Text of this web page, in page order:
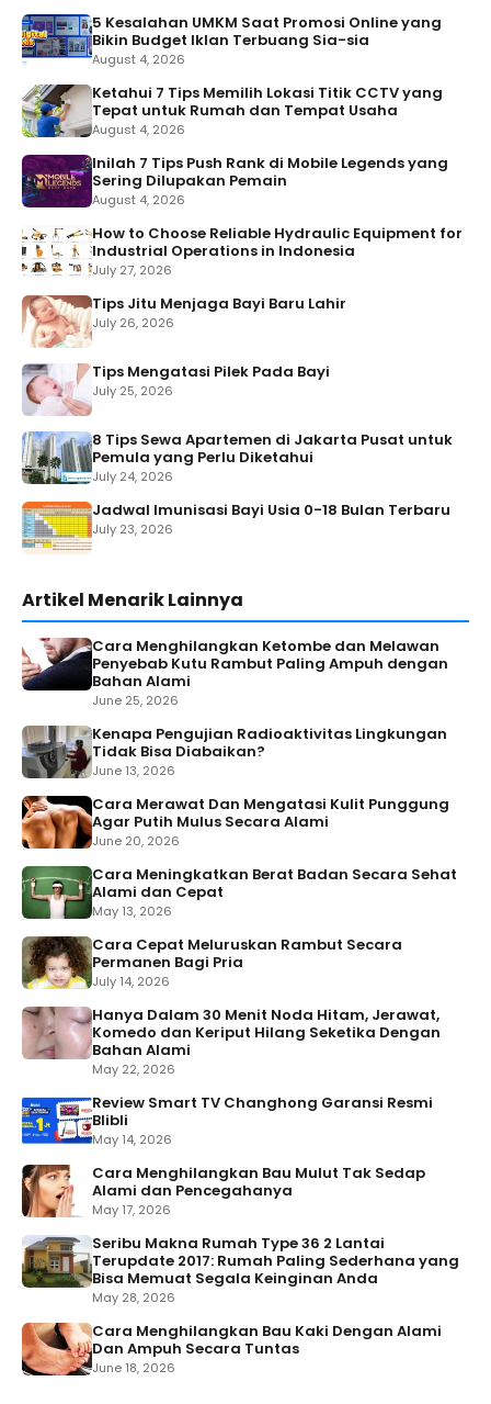
5 Kesalahan UMKM Saat Promosi Online yang
Bikin Budget Iklan Terbuang Sia-sia
August 4, 2026
Ketahui 7 Tips Memilih Lokasi Titik CCTV yang
Tepat untuk Rumah dan Tempat Usaha
August 4, 2026
Inilah 7 Tips Push Rank di Mobile Legends yang
Sering Dilupakan Pemain
August 4, 2026
How to Choose Reliable Hydraulic Equipment for
Industrial Operations in Indonesia
July 27, 2026
Tips Jitu Menjaga Bayi Baru Lahir
July 26, 2026
Tips Mengatasi Pilek Pada Bayi
July 25, 2026
8 Tips Sewa Apartemen di Jakarta Pusat untuk
Pemula yang Perlu Diketahui
July 24, 2026
Jadwal Imunisasi Bayi Usia 0-18 Bulan Terbaru
July 23, 2026
Artikel Menarik Lainnya
Cara Menghilangkan Ketombe dan Melawan
Penyebab Kutu Rambut Paling Ampuh dengan
Bahan Alami
June 25, 2026
Kenapa Pengujian Radioaktivitas Lingkungan
Tidak Bisa Diabaikan?
June 13, 2026
Cara Merawat Dan Mengatasi Kulit Punggung
Agar Putih Mulus Secara Alami
June 20, 2026
Cara Meningkatkan Berat Badan Secara Sehat
Alami dan Cepat
May 13, 2026
Cara Cepat Meluruskan Rambut Secara
Permanen Bagi Pria
July 14, 2026
Hanya Dalam 30 Menit Noda Hitam, Jerawat,
Komedo dan Keriput Hilang Seketika Dengan
Bahan Alami
May 22, 2026
Review Smart TV Changhong Garansi Resmi
Blibli
May 14, 2026
Cara Menghilangkan Bau Mulut Tak Sedap
Alami dan Pencegahanya
May 17, 2026
Seribu Makna Rumah Type 36 2 Lantai
Terupdate 2017: Rumah Paling Sederhana yang
Bisa Memuat Segala Keinginan Anda
May 28, 2026
Cara Menghilangkan Bau Kaki Dengan Alami
Dan Ampuh Secara Tuntas
June 18, 2026